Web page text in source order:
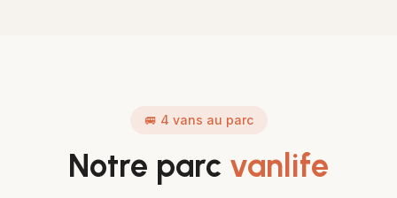
🚐 4 vans au parc
Notre parc vanlife